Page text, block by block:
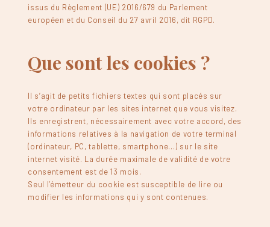
issus du Règlement (UE) 2016/679 du Parlement
européen et du Conseil du 27 avril 2016, dit RGPD.
Que sont les cookies ?
Il s’agit de petits fichiers textes qui sont placés sur
votre ordinateur par les sites internet que vous visitez.
Ils enregistrent, nécessairement avec votre accord, des
informations relatives à la navigation de votre terminal
(ordinateur, PC, tablette, smartphone…) sur le site
internet visité. La durée maximale de validité de votre
consentement est de 13 mois.
Seul l’émetteur du cookie est susceptible de lire ou
modifier les informations qui y sont contenues.